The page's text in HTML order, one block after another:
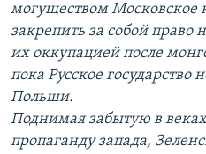
могуществом Московское
закрепить за собой право
их оккупацией после
пока Русское государство
Польши.
Поднимая забытую в
пропаганду запада,